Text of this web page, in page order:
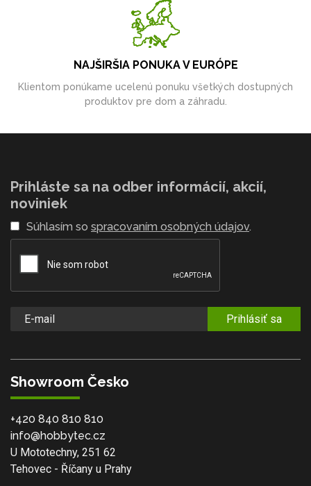
NAJŠIRŠIA PONUKA V EURÓPE
Klientom ponúkame ucelenú ponuku všetkých dostupných
produktov pre dom a záhradu.
Prihláste sa na odber informácií, akcií,
noviniek
Súhlasím so spracovaním osobných údajov.
Prihlásiť sa
Showroom Česko
+420 840 810 810
info@hobbytec.cz
U Mototechny, 251 62
Tehovec - Říčany u Prahy